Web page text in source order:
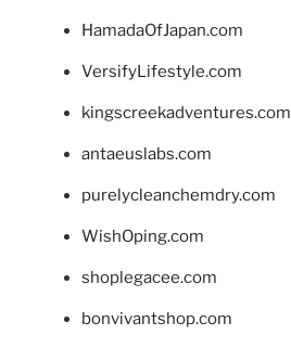
HamadaOfJapan.com
VersifyLifestyle.com
kingscreekadventures.com
antaeuslabs.com
purelycleanchemdry.com
WishOping.com
shoplegacee.com
bonvivantshop.com